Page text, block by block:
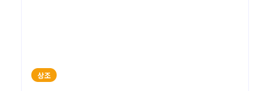
상조